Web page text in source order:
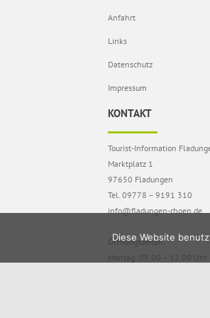
Anfahrt
Links
Datenschutz
Impressum
KONTAKT
Tourist-Information
Marktplatz 1
97650 Fladungen
Tel. 09778 – 9191 310
info@fladungen-rhoen.de
Öffnungszeiten:
Montag: 09.00 – 12.00 Uhr
Diese Website